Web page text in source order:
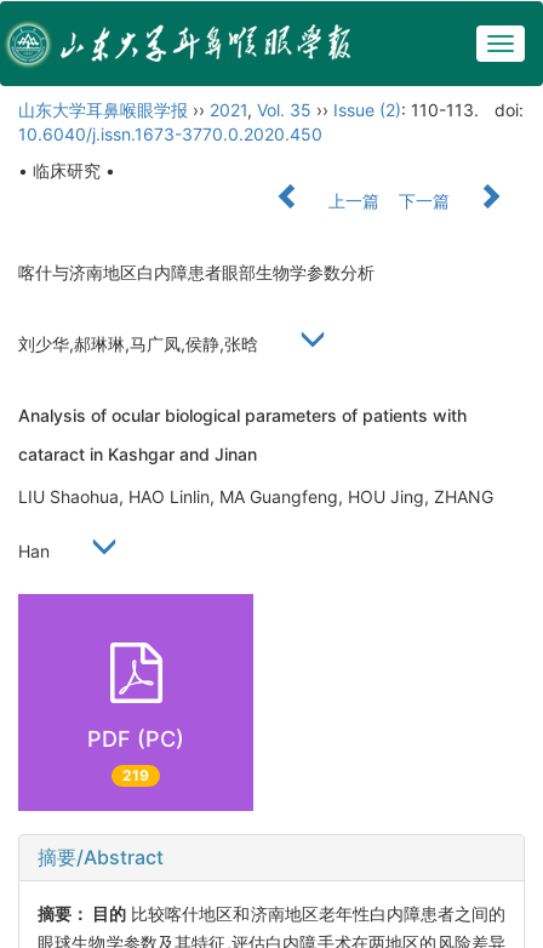
山东大学耳鼻喉眼学报 ›› 2021, Vol. 35 ›› Issue (2): 110-113.
doi:
10.6040/j.issn.1673-3770.0.2020.450
• 临床研究 •
上一篇
下一篇
喀什与济南地区白内障患者眼部生物学参数分析
刘少华,郝琳琳,马广凤,侯静,张晗
Analysis of ocular biological parameters of patients with
cataract in Kashgar and Jinan
LIU Shaohua, HAO Linlin, MA Guangfeng, HOU Jing, ZHANG
Han
PDF (PC)
219
摘要/Abstract
摘要： 目的 比较喀什地区和济南地区老年性白内障患者之间的
眼球生物学参数及其特征,评估白内障手术在两地区的风险差异